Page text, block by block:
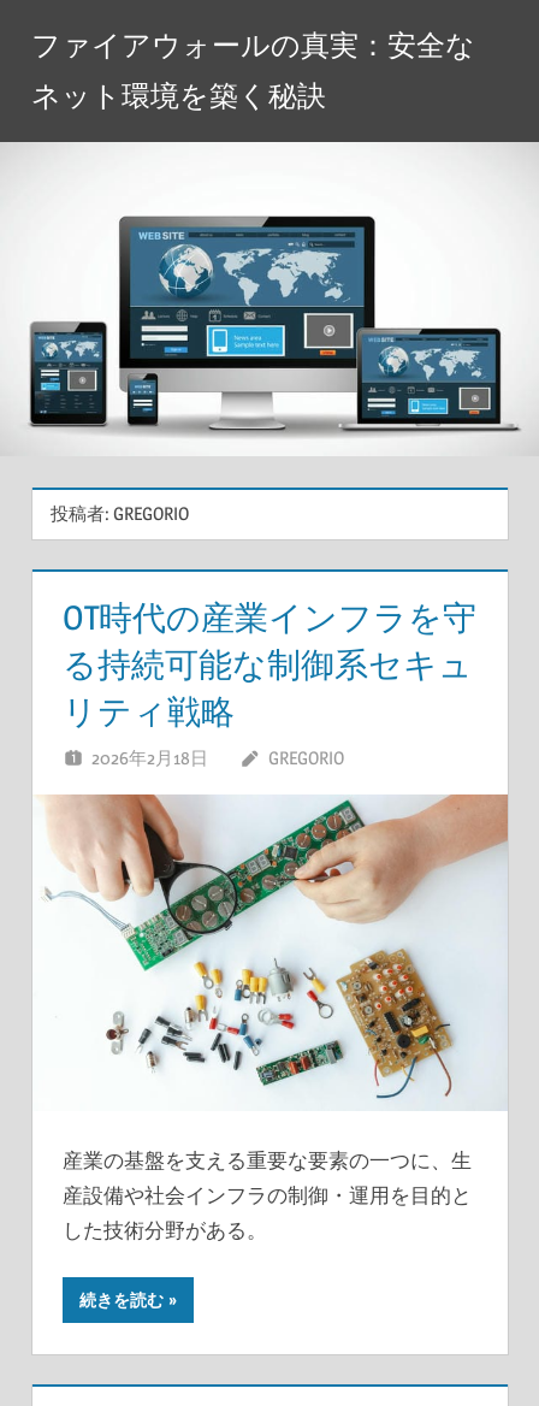
ファイアウォールの真実：安全な
ネット環境を築く秘訣
投稿者: GREGORIO
OT時代の産業インフラを守
る持続可能な制御系セキュ
リティ戦略
2026年2月18日 GREGORIO
産業の基盤を支える重要な要素の一つに、生
産設備や社会インフラの制御・運用を目的と
した技術分野がある。
続きを読む